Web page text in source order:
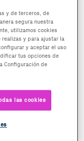
y de terceros, de
segura nuestra
utilizamos cookies
y para ajustar la
y aceptar el uso
tus opciones de
Configuración de
las cookies